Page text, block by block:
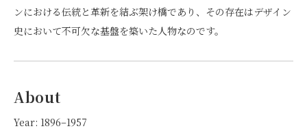
ンにおける伝統と革新を結ぶ架け橋であり、その存在はデザイン
史において不可欠な基盤を築いた人物なのです。
About
Year: 1896–1957